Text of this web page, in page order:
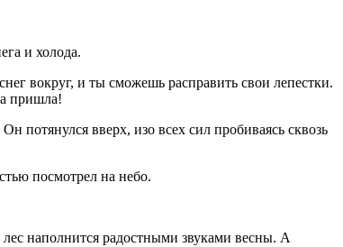
и холода.
вокруг, и ты сможешь расправить свои лепестки.
пришла!
потянулся вверх, изо всех сил пробиваясь сквозь
посмотрел на небо.
наполнится радостными звуками весны. А